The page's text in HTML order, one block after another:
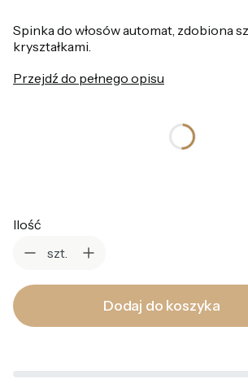
Spinka do włosów automat, zdobiona
kryształkami.
Przejdź do pełnego opisu
Ilość
szt.
Dodaj do koszyka